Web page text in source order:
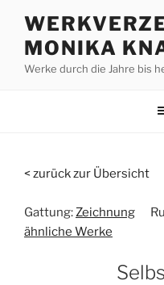
Inhalt
springenMONIKA
Werke durch die Jahre bis
< zurück zur Übersicht
Gattung: Zeichnung
ähnliche Werke